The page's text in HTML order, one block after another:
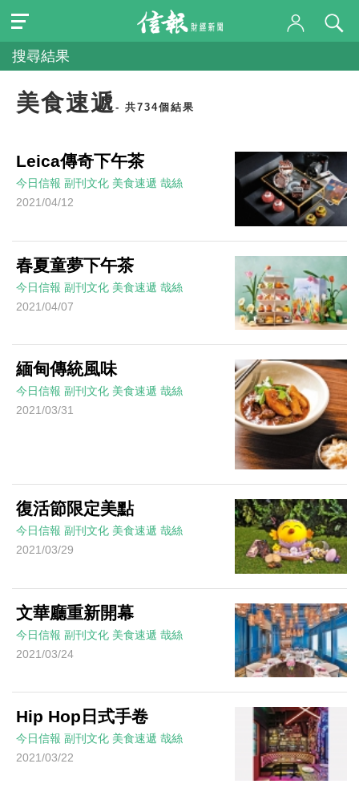
搜尋結果
美食速遞 - 共734個結果
Leica傳奇下午茶
今日信報 副刊文化 美食速遞 哉絲
2021/04/12
春夏童夢下午茶
今日信報 副刊文化 美食速遞 哉絲
2021/04/07
緬甸傳統風味
今日信報 副刊文化 美食速遞 哉絲
2021/03/31
復活節限定美點
今日信報 副刊文化 美食速遞 哉絲
2021/03/29
文華廳重新開幕
今日信報 副刊文化 美食速遞 哉絲
2021/03/24
Hip Hop日式手卷
今日信報 副刊文化 美食速遞 哉絲
2021/03/22